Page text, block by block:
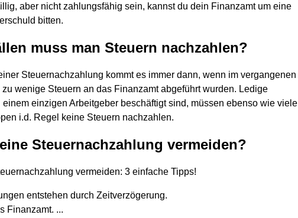
aber nicht zahlungsfähig sein, kannst du dein Finanzamt um eine
bitten.
muss man Steuern nachzahlen?
Steuernachzahlung kommt es immer dann, wenn im vergangenen
wenige Steuern an das Finanzamt abgeführt wurden. Ledige
einem einzigen Arbeitgeber beschäftigt sind, müssen ebenso wie viele
i.d. Regel keine Steuern nachzahlen.
Steuernachzahlung vermeiden?
vermeiden: 3 einfache Tipps!
entstehen durch Zeitverzögerung.
Finanzamt. ...